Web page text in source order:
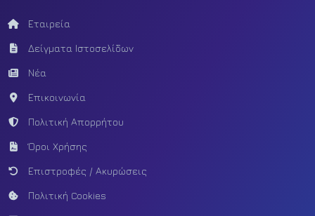
Εταιρεία
Δείγματα Ιστοσελίδων
Νέα
Επικοινωνία
Πολιτική Απορρήτου
Όροι Χρήσης
Επιστροφές / Ακυρώσεις
Πολιτική Cookies